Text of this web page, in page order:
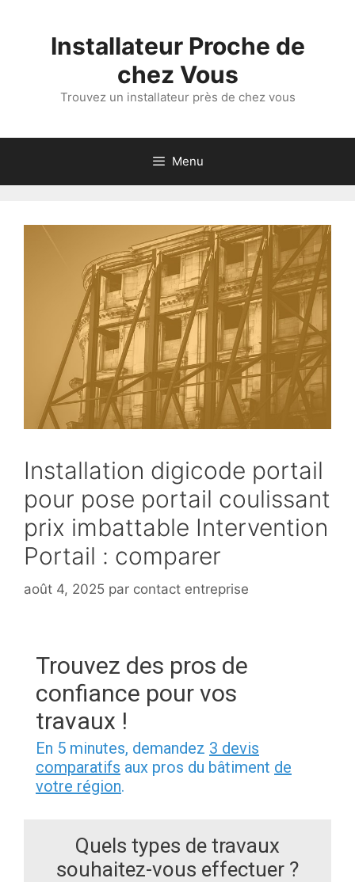
Installateur Proche de
chez Vous
Trouvez un installateur près de chez vous
Menu
Installation digicode portail
pour pose portail coulissant
prix imbattable Intervention
Portail : comparer
août 4, 2025 par contact entreprise
Trouvez des pros de
confiance pour vos
travaux !
En 5 minutes, demandez 3 devis
comparatifs aux pros du bâtiment de
votre région.
Quels types de travaux
souhaitez-vous effectuer ?